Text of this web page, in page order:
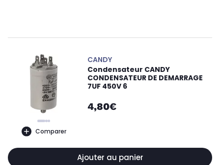
Comparer
CANDY
Condensateur CANDY
CONDENSATEUR DE DEMARRAGE
7UF 450V 6
4,80€
Ajouter au panier